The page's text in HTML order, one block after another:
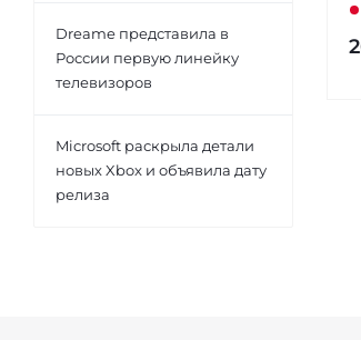
Dreame представила в
России первую линейку
телевизоров
Microsoft раскрыла детали
новых Xbox и объявила дату
релиза